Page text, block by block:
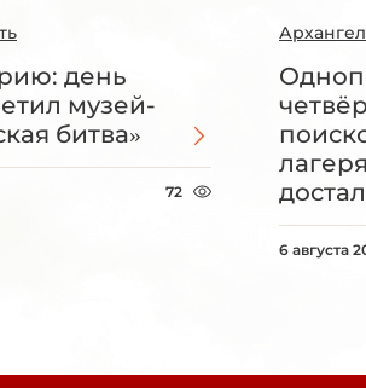
день
музей-
битва»
72
6 августа